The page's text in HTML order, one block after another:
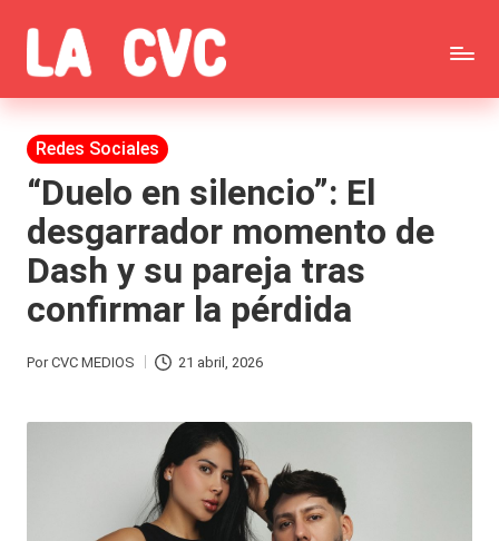
Saltar
al
contenido
C
o
p
u
c
h
a
s
Todas
las
noticias
de
la
farándula,
Brava,
Publicada
en
Redes Sociales
“Duelo en silencio”: El
desgarrador momento de
Dash y su pareja tras
confirmar la pérdida
Publicado
PorCVC MEDIOS 21 abril, 2026